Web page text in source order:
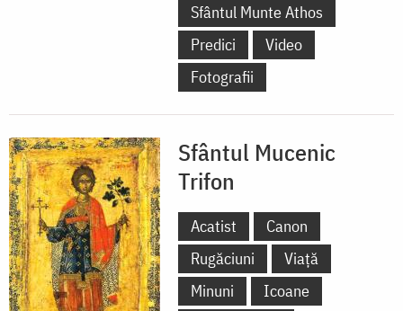
Sfântul Munte Athos
Predici
Video
Fotografii
Sfântul Mucenic
Trifon
Acatist
Canon
Rugăciuni
Viață
Minuni
Icoane